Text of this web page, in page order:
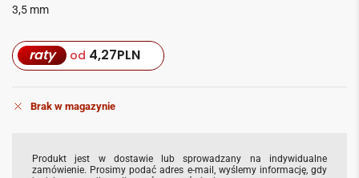
3,5 mm
raty od 4,27PLN
Brak w magazynie
Produkt jest w dostawie lub sprowadzany na indywidualne
zamówienie. Prosimy podać adres e-mail, wyślemy informację, gdy